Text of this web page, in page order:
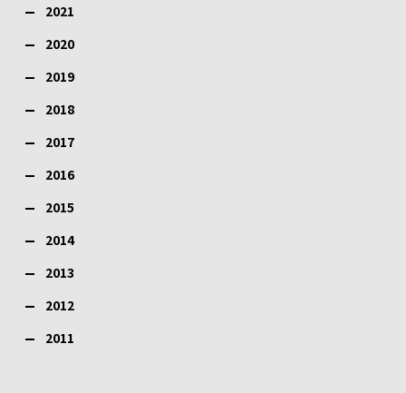
2021
2020
2019
2018
2017
2016
2015
2014
2013
2012
2011